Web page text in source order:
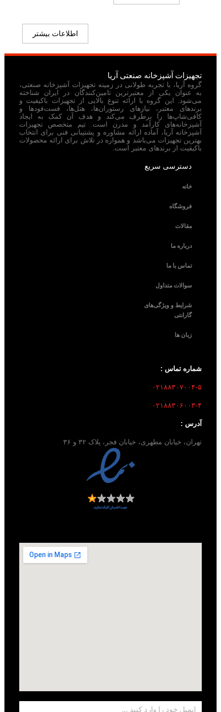
اطلاعات بیشتر
تجهیزات آشپزخانه صنعتی آریا
گروه آریا، با تجربه طولانی در زمینه تجهیزات آشپزخانه صنعتی،
به عنوان یکی از معتبرترین تامین‌کنندگان در ایران شناخته
می‌شود. این گروه با ارائه تنوع بالایی از تجهیزات باکیفیت و
برندهای معتبر، نیازهای رستوران‌ها، هتل‌ها، فست‌فودها و
کافی‌شاپ‌ها را برطرف می‌کند و هدف آن کمک به ایجاد
آشپزخانه‌های کارآمد و مدرن است. تیم متخصص تجهیزات
آشپزخانه آریا، آماده ارائه مشاوره و پشتیبانی فنی برای انتخاب
بهترین تجهیزات می‌باشد و همواره در تلاش برای ارائه محصولات
باکیفیت از برندهای معتبر است.
دسترسی سریع
خانه
فروشگاه
مقالات
درباره ما
تماس با ما
سوالات متداول
شرایط و ویژگی‌های
گارانتی
زبان ها
شماره تماس :
۰۲۱۸۸۳۰۷۰۰۴-۵
۰۲۱۸۸۳۰۶۰۰۳-۴
آدرس :
تهران، خیابان مطهری، خیابان فجر، پلاک ۳۲ و ۳۶